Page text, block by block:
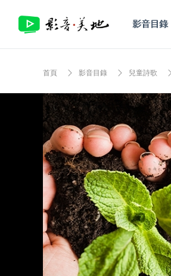
影音目錄
首頁 影音目錄 兒童詩歌